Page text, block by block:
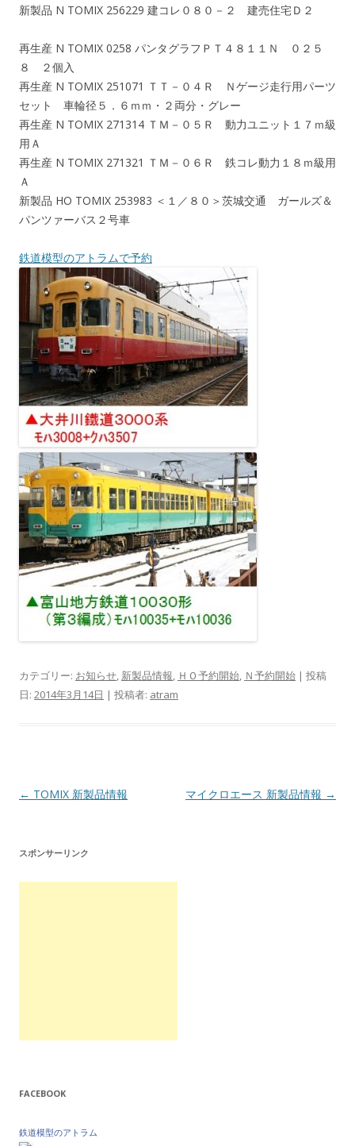
新製品 N TOMIX 256229 建コレ０８０－２ 建売住宅Ｄ２
再生産 N TOMIX 0258 パンタグラフＰＴ４８１１Ｎ ０２５
８ ２個入
再生産 N TOMIX 251071 ＴＴ－０４Ｒ Ｎゲージ走行用パーツ
セット 車輪径５．６ｍｍ・２両分・グレー
再生産 N TOMIX 271314 ＴＭ－０５Ｒ 動力ユニット１７ｍ級
用Ａ
再生産 N TOMIX 271321 ＴＭ－０６Ｒ 鉄コレ動力１８ｍ級用
Ａ
新製品 HO TOMIX 253983 ＜１／８０＞茨城交通 ガールズ＆
パンツァーバス２号車
鉄道模型のアトラムで予約
カテゴリー: お知らせ, 新製品情報, ＨＯ予約開始, Ｎ予約開始 | 投稿
日: 2014年3月14日 | 投稿者: atram
投
ビ
ゲ
← TOMIX 新製品情報 マイクロエース 新製品情報 →
スポンサーリンク
FACEBOOK
鉄道模型のアトラム